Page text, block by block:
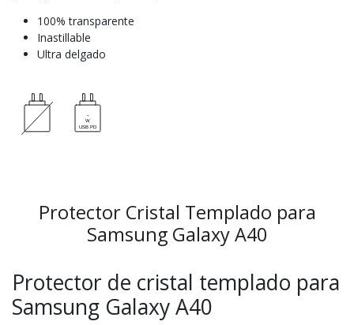
100% transparente
Inastillable
Ultra delgado
Protector Cristal Templado para
Samsung Galaxy A40
Protector de cristal templado para
Samsung Galaxy A40